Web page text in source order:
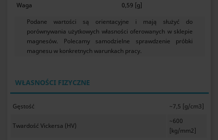
Waga
0,59 [g]
Podane wartości są orientacyjne i mają służyć do
porównywania użytkowych własności oferowanych w sklepie
magnesów. Polecamy samodzielne sprawdzenie próbki
magnesu w konkretnych warunkach pracy.
WŁASNOŚCI FIZYCZNE
Gęstość ~7,5 [g/cm3]
Twardość Vickersa (HV)
~600
[kg/mm2]